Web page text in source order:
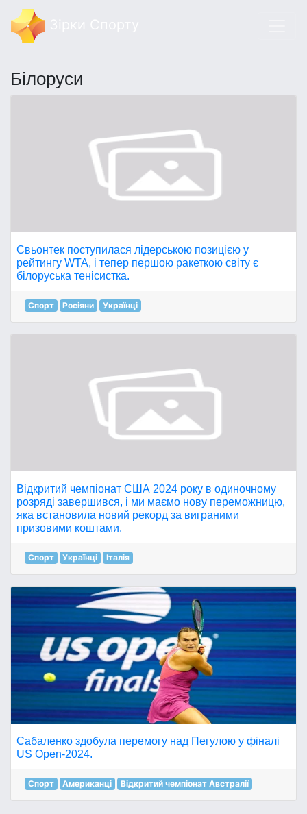
Білоруси
Свьонтек поступилася лідерською позицією у
рейтингу WTA, і тепер першою ракеткою світу є
білоруська тенісистка.
Спорт Росіяни Українці
Відкритий чемпіонат США 2024 року в одиночному
розряді завершився, і ми маємо нову переможницю,
яка встановила новий рекорд за виграними
призовими коштами.
Спорт Українці Італія
Сабаленко здобула перемогу над Пегулою у фіналі
US Open-2024.
Спорт Американці Відкритий чемпіонат Австралії